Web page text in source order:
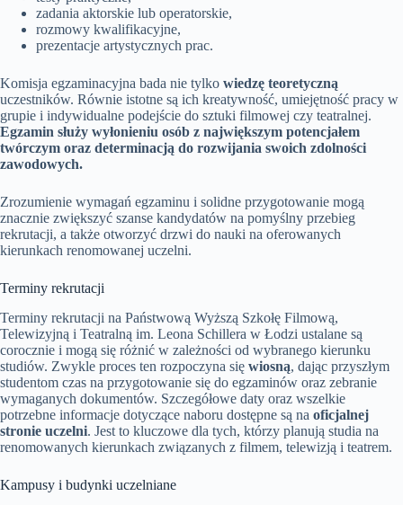
zadania aktorskie lub operatorskie,
rozmowy kwalifikacyjne,
prezentacje artystycznych prac.
Komisja egzaminacyjna bada nie tylko wiedzę teoretyczną
uczestników. Równie istotne są ich kreatywność, umiejętność pracy w
grupie i indywidualne podejście do sztuki filmowej czy teatralnej.
Egzamin służy wyłonieniu osób z największym potencjałem
twórczym oraz determinacją do rozwijania swoich zdolności
zawodowych.
Zrozumienie wymagań egzaminu i solidne przygotowanie mogą
znacznie zwiększyć szanse kandydatów na pomyślny przebieg
rekrutacji, a także otworzyć drzwi do nauki na oferowanych
kierunkach renomowanej uczelni.
Terminy rekrutacji
Terminy rekrutacji na Państwową Wyższą Szkołę Filmową,
Telewizyjną i Teatralną im. Leona Schillera w Łodzi ustalane są
corocznie i mogą się różnić w zależności od wybranego kierunku
studiów. Zwykle proces ten rozpoczyna się wiosną, dając przyszłym
studentom czas na przygotowanie się do egzaminów oraz zebranie
wymaganych dokumentów. Szczegółowe daty oraz wszelkie
potrzebne informacje dotyczące naboru dostępne są na oficjalnej
stronie uczelni. Jest to kluczowe dla tych, którzy planują studia na
renomowanych kierunkach związanych z filmem, telewizją i teatrem.
Kampusy i budynki uczelniane